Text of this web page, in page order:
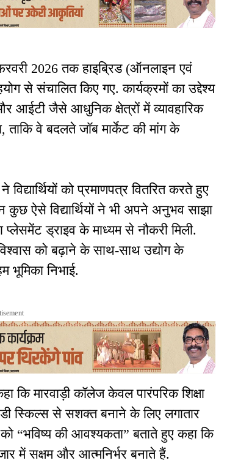
2026 तक हाइब्रिड (ऑनलाइन एवं
से संचालित किए गए. कार्यक्रमों का उद्देश्य
आईटी जैसे आधुनिक क्षेत्रों में व्यावहारिक
ताकि वे बदलते जॉब मार्केट की मांग के
को प्रमाणपत्र वितरित करते हुए
ऐसे विद्यार्थियों ने भी अपने अनुभव साझा
प्लेसमेंट ड्राइव के माध्यम से नौकरी मिली.
को बढ़ाने के साथ-साथ उद्योग के
निभाई.
कि मारवाड़ी कॉलेज केवल पारंपरिक शिक्षा
स्किल्स से सशक्त बनाने के लिए लगातार
“भविष्य की आवश्यकता” बताते हुए कहा कि
में सक्षम और आत्मनिर्भर बनाते हैं.